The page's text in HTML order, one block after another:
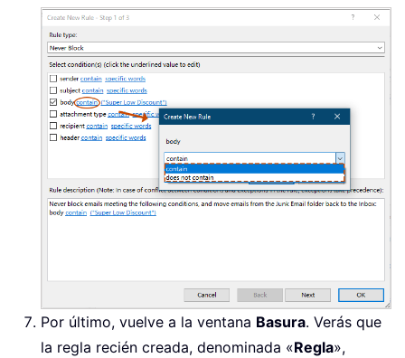
Por último, vuelve a la ventana Basura. Verás que
la regla recién creada, denominada «Regla»,